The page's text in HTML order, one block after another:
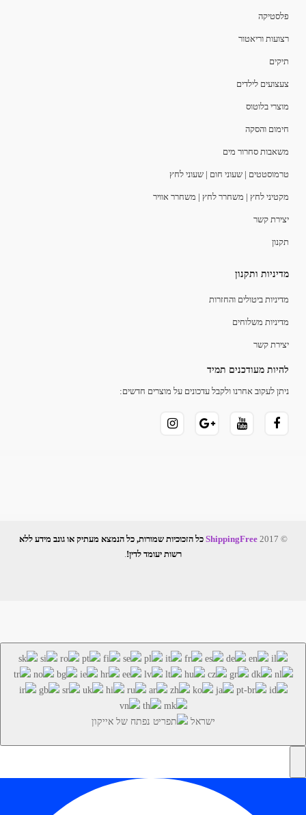
פלסטיקה
רצועות וריאטור
תיקים
צעצועים לילדים
מוצרי בלוטוס
חימום והסקה
משאבות סחרור מים
טרמוסטטים | שעוני חום | שעוני לחץ
מקטיני לחץ | משחרר לחץ | משחרר אוויר
יצירת קשר
תקנון
מדיניות ותקנון
מדיניות ביטולים והחזרות
מדיניות משלוחים
יצירת קשר
להיות מעודכנים תמיד
ניתן לעקוב אחרנו ולקבל עדכונים על מוצרים חדשים:
© 2017
ShippingFree כל הזכוכיות שמורות, כל הנמצא מעתיק או גונב מידע ללא
רשות יעומד לדין!.
ישראל